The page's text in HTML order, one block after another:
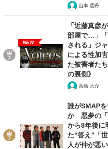
山本 雲丹
NEW
「近藤真彦
部屋で…」
される」ジャ
による性加
た被害者た
の裏側》
髙橋 大介
誰がSMAP
か 悪夢の「
から8年後に
た“答え”「
人が仲が悪